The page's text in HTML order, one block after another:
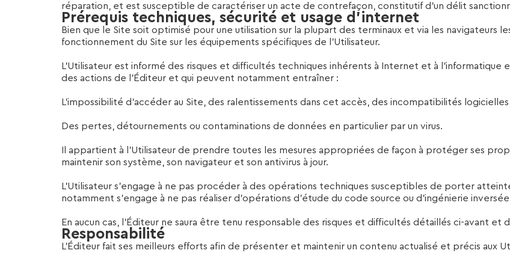
réparation, et est susceptible de caractériser un acte de contrefaçon, constitutif d’un délit
Prérequis techniques, sécurité et usage d’internet
Bien que le Site soit optimisé pour une utilisation sur la plupart des terminaux et via les navigateurs
fonctionnement du Site sur les équipements spécifiques de l’Utilisateur.
L’Utilisateur est informé des risques et difficultés techniques inhérents à Internet et à
des actions de l’Éditeur et qui peuvent notamment entraîner :
L’impossibilité d’accéder au Site, des ralentissements dans cet accès, des incompatibilités
Des pertes, détournements ou contaminations de données en particulier par un virus.
Il appartient à l’Utilisateur de prendre toutes les mesures appropriées de façon à protéger ses
maintenir son système, son navigateur et son antivirus à jour.
L’Utilisateur s’engage à ne pas procéder à des opérations techniques susceptibles de porter
notamment s’engage à ne pas réaliser d’opérations d’étude du code source ou d’ingénierie
En aucun cas, l’Éditeur ne saura être tenu responsable des risques et difficultés détaillés ci-avant et
Responsabilité
L’Éditeur fait ses meilleurs efforts afin de présenter et maintenir un contenu actualisé et précis aux